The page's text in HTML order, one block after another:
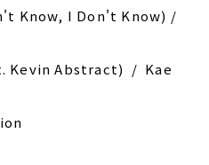
Know, I Don't Know) /
Kevin Abstract) / Kae